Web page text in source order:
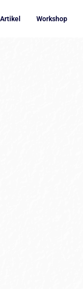
Artikel Workshop